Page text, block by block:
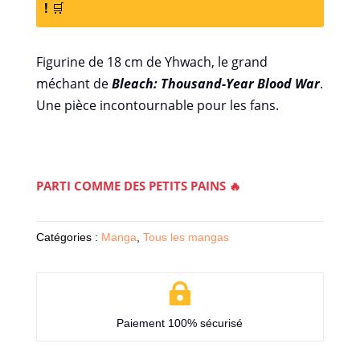
! 🛒
Figurine de 18 cm de Yhwach, le grand
méchant deBleach: Thousand-Year Blood War.
Une pièce incontournable pour les fans.
PARTI COMME DES PETITS PAINS 🔥
Catégories : Manga, Tous les mangas

Paiement 100% sécurisé